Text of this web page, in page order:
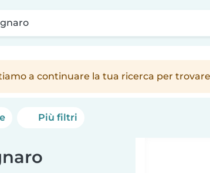
a continuare la tua ricerca per
Più filtri